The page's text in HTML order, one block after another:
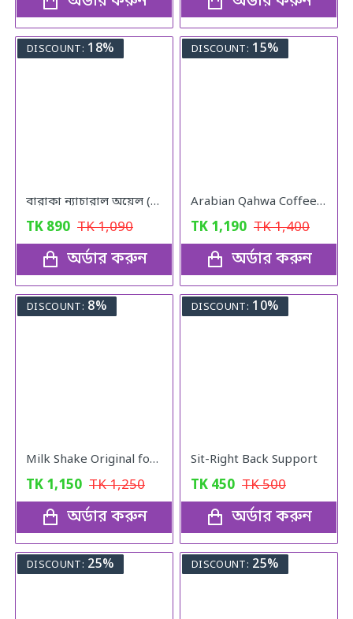
DISCOUNT: 18%
বারাকা ন্যাচারাল অয়েল (Baraka Natural oil) – 120 মিলি
TK 890 TK1,090
অর্ডার করুন
DISCOUNT: 15%
Arabian Qahwa Coffee – অরিজিনাল আরবীয় কফি
TK 1,190 TK1,400
অর্ডার করুন
DISCOUNT: 8%
Milk Shake Original for Healthy Weight
TK 1,150 TK1,250
অর্ডার করুন
DISCOUNT: 10%
Sit-Right Back Support
TK 450 TK500
অর্ডার করুন
DISCOUNT: 25% DISCOUNT: 25%